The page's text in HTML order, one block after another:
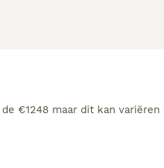
€1248 maar dit kan variëren